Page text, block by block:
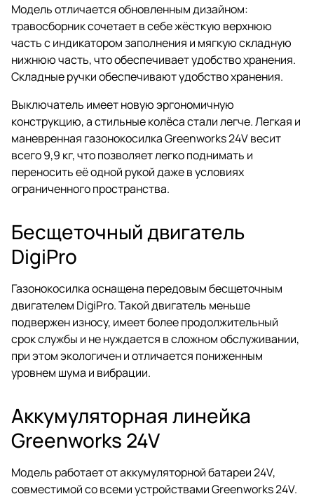
Модель отличается обновленным дизайном:
травосборник сочетает в себе жёсткую верхнюю
часть с индикатором заполнения и мягкую складную
нижнюю часть, что обеспечивает удобство хранения.
Складные ручки обеспечивают удобство хранения.
Выключатель имеет новую эргономичную
конструкцию, а стильные колёса стали легче. Легкая и
маневренная газонокосилка Greenworks 24V весит
всего 9,9 кг, что позволяет легко поднимать и
переносить её одной рукой даже в условиях
ограниченного пространства.
Бесщеточный двигатель
DigiPro
Газонокосилка оснащена передовым бесщеточным
двигателем DigiPro. Такой двигатель меньше
подвержен износу, имеет более продолжительный
срок службы и не нуждается в сложном обслуживании,
при этом экологичен и отличается пониженным
уровнем шума и вибрации.
Аккумуляторная линейка
Greenworks 24V
Модель работает от аккумуляторной батареи 24V,
совместимой со всеми устройствами Greenworks 24V.